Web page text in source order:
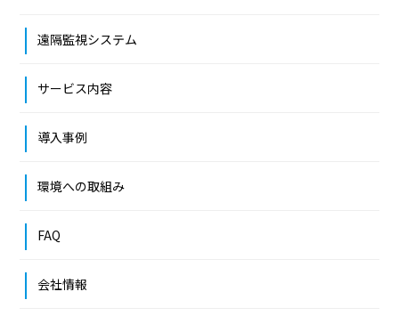
遠隔監視システム
サービス内容
導入事例
環境への取組み
FAQ
会社情報